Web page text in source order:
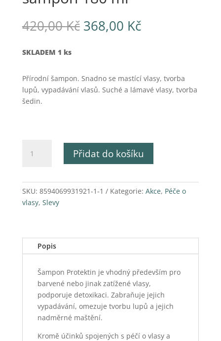
420,00Kč Původní
cena
368,00 KčAktuální
cena
SKLADEM 1 ks
Přírodní šampon. Snadno se mastící vlasy, tvorba
lupů, vypadávání vlasů. Suché a lámavé vlasy, tvorba
šedin.
180
ml
Přidat do košíku
SKU: 8594069931921-1-1 Kategorie: Akce, Péče o
vlasy, Slevy
Popis
Šampon Protektin je vhodný především pro
barvené nebo jinak zatížené vlasy,
podporuje detoxikaci. Zabraňuje jejich
vypadávání, omezuje tvorbu lupů a jejich
nadměrné maštění.
Kromě účinků spojených s péčí o vlasy a